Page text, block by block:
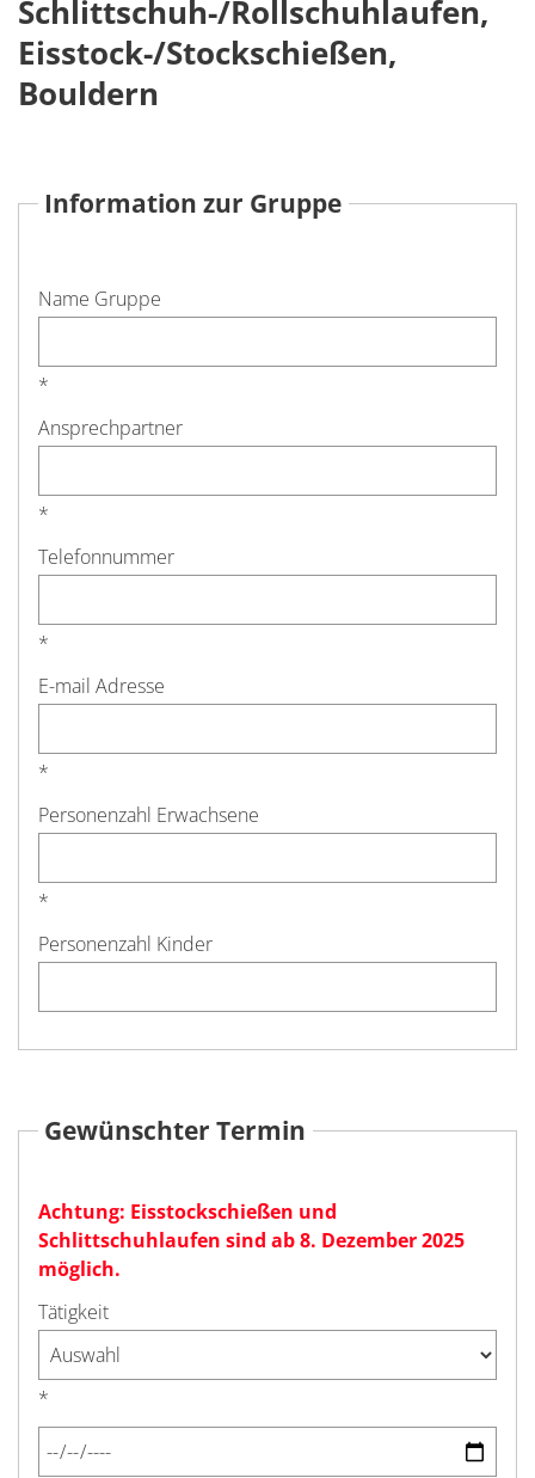
Schlittschuh-/Rollschuhlaufen,
Eisstock-/Stockschießen,
Bouldern
Information zur Gruppe
Name Gruppe
*
Ansprechpartner
*
Telefonnummer
*
E-mail Adresse
*
Personenzahl Erwachsene
*
Personenzahl Kinder
Gewünschter Termin
Achtung: Eisstockschießen und
Schlittschuhlaufen sind ab 8. Dezember 2025
möglich.
Tätigkeit
*